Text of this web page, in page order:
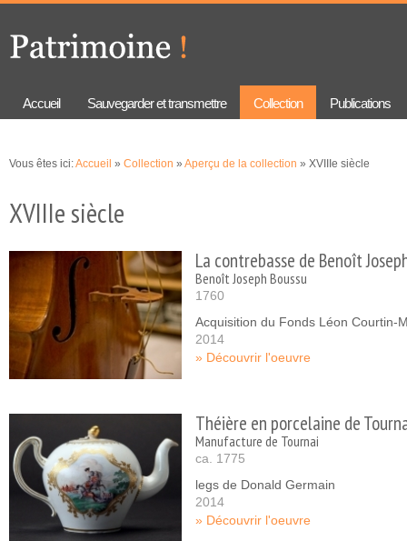
principal
Accueil Sauvegarder et transmettre Collection Publications
Vous êtes ici:Accueil » Collection » Aperçu de la collection » XVIIIe siècle
XVIIIe siècle
La contrebasse de Benoît
Benoît Joseph Boussu
1760
Acquisition du Fonds Léon Courtin-
2014
Découvrir l'oeuvre
Théière en porcelaine de
Manufacture de Tournai
ca. 1775
legs de Donald Germain
2014
Découvrir l'oeuvre